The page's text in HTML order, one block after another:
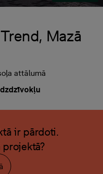
Mazā
attālumā
ir pārdoti.